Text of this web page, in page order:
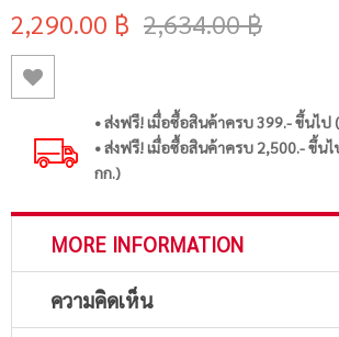
2,290.00 ฿ 2,634.00 ฿
• ส่งฟรี! เมื่อซื้อสินค้าครบ 399.- ขึ้นไป
• ส่งฟรี! เมื่อซื้อสินค้าครบ 2,500.- ขึ้น
กก.)
MORE INFORMATION
ความคิดเห็น